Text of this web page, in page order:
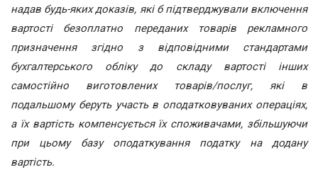
надав будь-яких доказів, які б підтверджували включення
вартості безоплатно переданих товарів рекламного
призначення згідно з відповідними стандартами
бухгалтерського обліку до складу вартості інших
самостійно виготовлених товарів/послуг, які в
подальшому беруть участь в оподатковуваних операціях,
а їх вартість компенсується їх споживачами, збільшуючи
при цьому базу оподаткування податку на додану
вартість.